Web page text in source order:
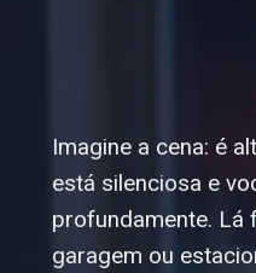
Imagine a cena: é
está silenciosa e
profundamente. Lá
garagem ou